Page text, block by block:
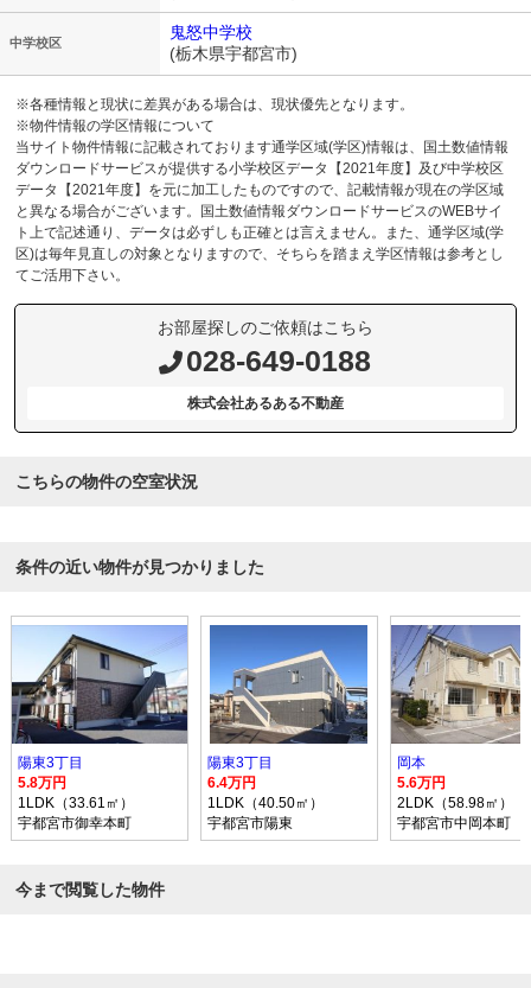
中学校区
鬼怒中学校
(栃木県宇都宮市)
※各種情報と現状に差異がある場合は、現状優先となります。
※物件情報の学区情報について
当サイト物件情報に記載されております通学区域(学区)情報は、国土数値情報
ダウンロードサービスが提供する小学校区データ【2021年度】及び中学校区
データ【2021年度】を元に加工したものですので、記載情報が現在の学区域
と異なる場合がございます。国土数値情報ダウンロードサービスのWEBサイ
ト上で記述通り、データは必ずしも正確とは言えません。また、通学区域(学
区)は毎年見直しの対象となりますので、そちらを踏まえ学区情報は参考とし
てご活用下さい。
お部屋探しのご依頼はこちら
028-649-0188
株式会社あるある不動産
こちらの物件の空室状況
条件の近い物件が見つかりました
陽東3丁目
5.8万円
1LDK（33.61㎡）
宇都宮市御幸本町
陽東3丁目
6.4万円
1LDK（40.50㎡）
宇都宮市陽東
岡本
5.6万円
2LDK（58.98㎡）
宇都宮市中岡本町
今まで閲覧した物件